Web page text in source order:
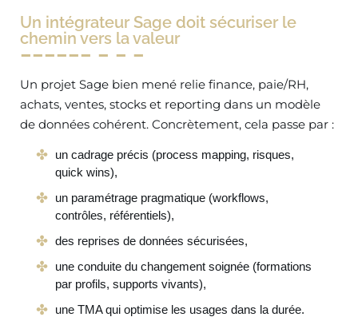
Un intégrateur Sage doit sécuriser le
chemin vers la valeur
Un projet Sage bien mené relie finance, paie/RH,
achats, ventes, stocks et reporting dans un modèle
de données cohérent. Concrètement, cela passe par :
un cadrage précis (process mapping, risques,
quick wins),
un paramétrage pragmatique (workflows,
contrôles, référentiels),
des reprises de données sécurisées,
une conduite du changement soignée (formations
par profils, supports vivants),
une TMA qui optimise les usages dans la durée.